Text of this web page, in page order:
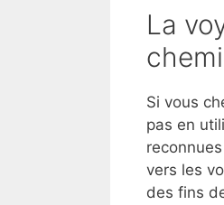
La
Si vous
pas en
vers les
des fins